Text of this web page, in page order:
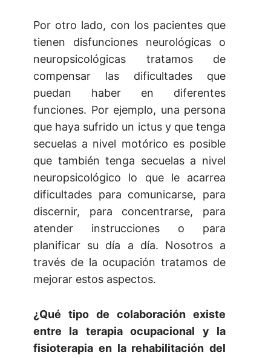
Por otro lado, con los pacientes que
tienen disfunciones neurológicas o
neuropsicológicas tratamos de
compensar las dificultades que
puedan haber en diferentes
funciones. Por ejemplo, una persona
que haya sufrido un ictus y que tenga
secuelas a nivel motórico es posible
que también tenga secuelas a nivel
neuropsicológico lo que le acarrea
dificultades para comunicarse, para
discernir, para concentrarse, para
atender instrucciones o para
planificar su día a día. Nosotros a
través de la ocupación tratamos de
mejorar estos aspectos.
¿Qué tipo de colaboración existe
entre la terapia ocupacional y la
fisioterapia en la rehabilitación del